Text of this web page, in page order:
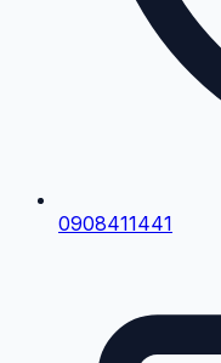
0908411441